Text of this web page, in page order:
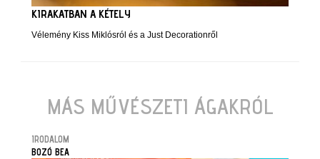
KIRAKATBAN A KÉTELY
Vélemény Kiss Miklósról és a Just Decorationről
MÁS MŰVÉSZETI ÁGAKRÓL
IRODALOM
BOZÓ BEA